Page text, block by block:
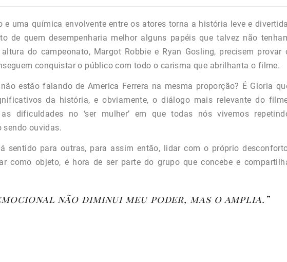
e uma química envolvente entre os atores torna a história leve e
de quem desempenharia melhor alguns papéis que talvez não
do campeonato, Margot Robbie e Ryan Gosling, precisem provar
conquistar o público com todo o carisma que abrilhanta o filme.
estão falando de America Ferrera na mesma proporção? É Gloria
da história, e obviamente, o diálogo mais relevante do
dificuldades no ‘ser mulher’ em que todas nós vivemos
sendo ouvidas.
sentido para outras, para assim então, lidar com o próprio
como objeto, é hora de ser parte do grupo que concebe e
não diminui meu poder, mas o amplia.”